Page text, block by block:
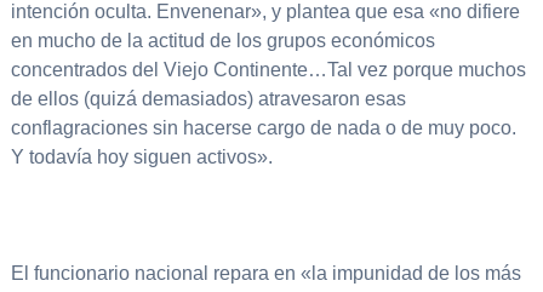
intención oculta. Envenenar», y plantea que esa «no difiere
en mucho de la actitud de los grupos económicos
concentrados del Viejo Continente…Tal vez porque muchos
de ellos (quizá demasiados) atravesaron esas
conflagraciones sin hacerse cargo de nada o de muy poco.
Y todavía hoy siguen activos».
El funcionario nacional repara en «la impunidad de los más